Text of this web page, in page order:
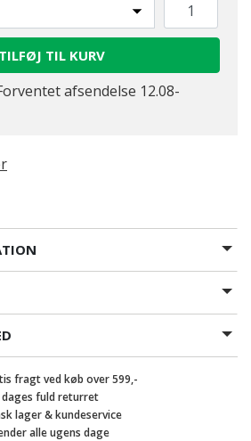
TILFØJ TIL KURV
afsendelse 12.08-
fragt ved køb over 599,-
dages fuld returret
lager & kundeservice
alle ugens dage